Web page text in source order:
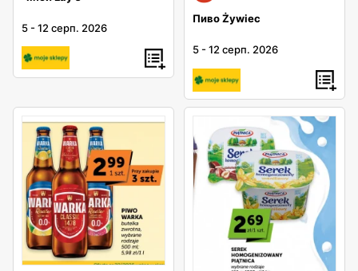
5 -12 серп. 2026
Пиво Żywiec
5 -12 серп. 2026